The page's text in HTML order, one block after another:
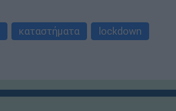
καταστήματα
lockdown